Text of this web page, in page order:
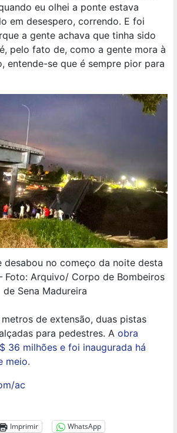
eu olhei a ponte estava
em desespero, correndo. E foi
a gente achava que tinha sido
pelo fato de, como a gente mora à
entende-se que é sempre pior para
desabou no começo da noite desta
Arquivo/ Corpo de Bombeiros
de Sena Madureira
de extensão, duas pistas
para pedestres. A obra
36 milhões e foi inaugurada há
meio.
ac
Imprimir WhatsApp